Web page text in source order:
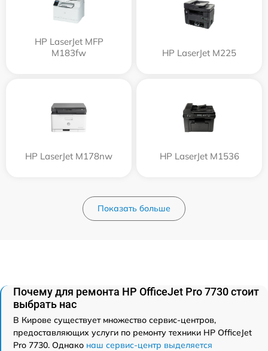
HP LaserJet MFP
M183fw
HP LaserJet M225
HP LaserJet M178nw HP LaserJet M1536
Показать больше
Почему для ремонта HP OfficeJet Pro 7730 стоит
выбрать нас
В Кирове существует множество сервис-центров,
предоставляющих услуги по ремонту техники HP OfficeJet
Pro 7730. Однако наш сервис-центр выделяется